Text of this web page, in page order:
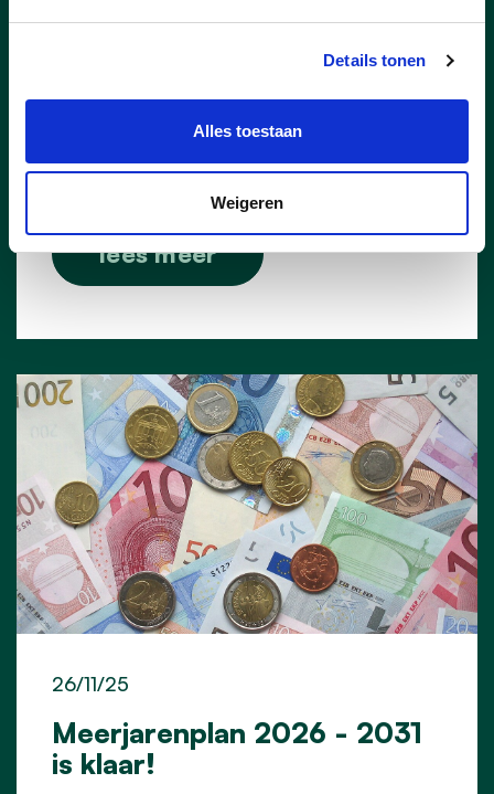
Details tonen
Alles toestaan
Weigeren
investeringenom de
financieel gezond.”
lees meer
Meerjarenplan 2026 - 2031
is klaar!
26/11/25